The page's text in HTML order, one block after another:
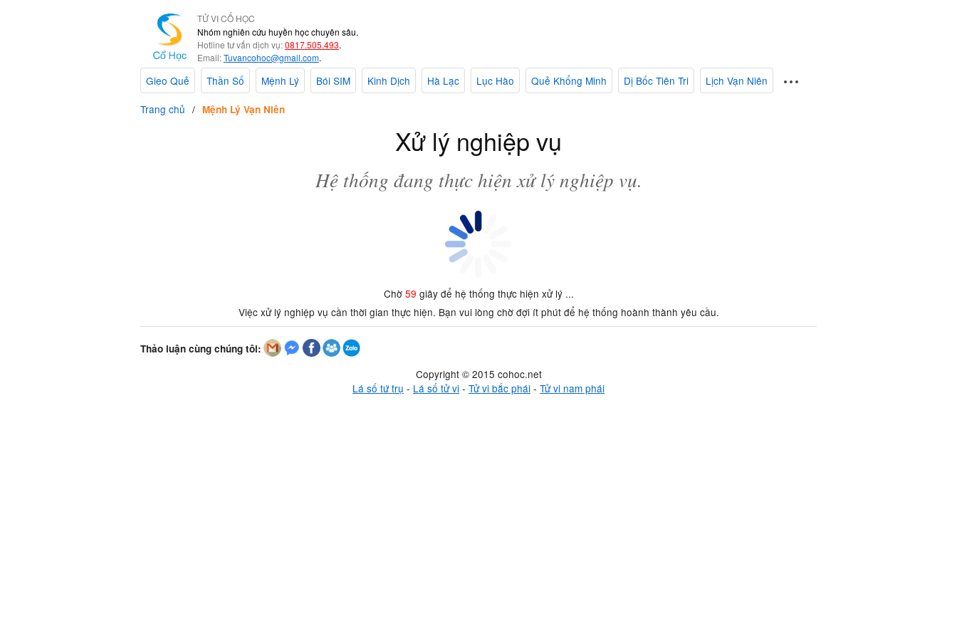
TỬ VI CỔ HỌC
Nhóm nghiên cứu huyền học chuyên sâu.
Hotline tư vấn dịch vụ:0817.505.493.
Email:Tuvancohoc@gmail.com.
Gieo Quẻ Thần Số Mệnh Lý Bói SIM Kinh Dịch Hà Lạc Lục Hào Quẻ Khổng Minh Dị Bốc Tiên Tri
Lịch Vạn Niên
Trang chủ
Mệnh Lý Vạn Niên
Xử lý nghiệp vụ
Hệ thống đang thực hiện xử lý nghiệp vụ.
Chờ 59 giây để hệ thống thực hiện xử lý ...
Việc xử lý nghiệp vụ cần thời gian thực hiện. Bạn vui lòng chờ đợi ít phút để hệ thống hoành thành yêu cầu.
Thảo luận cùng chúng tôi:
Copyright © 2015 cohoc.net
Lá số tứ trụ - Lá số tử vi - Tử vi bắc phái - Tử vi nam phái